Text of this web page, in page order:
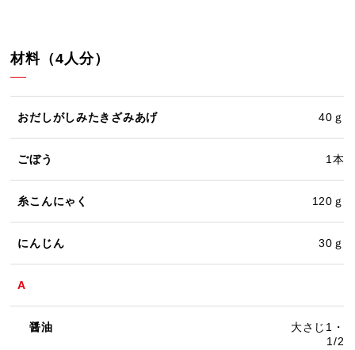
材料（4人分）
おだしがしみたきざみあげ 40ｇ
ごぼう 1本
糸こんにゃく 120ｇ
にんじん 30ｇ
A
醤油
大さじ1・
1/2